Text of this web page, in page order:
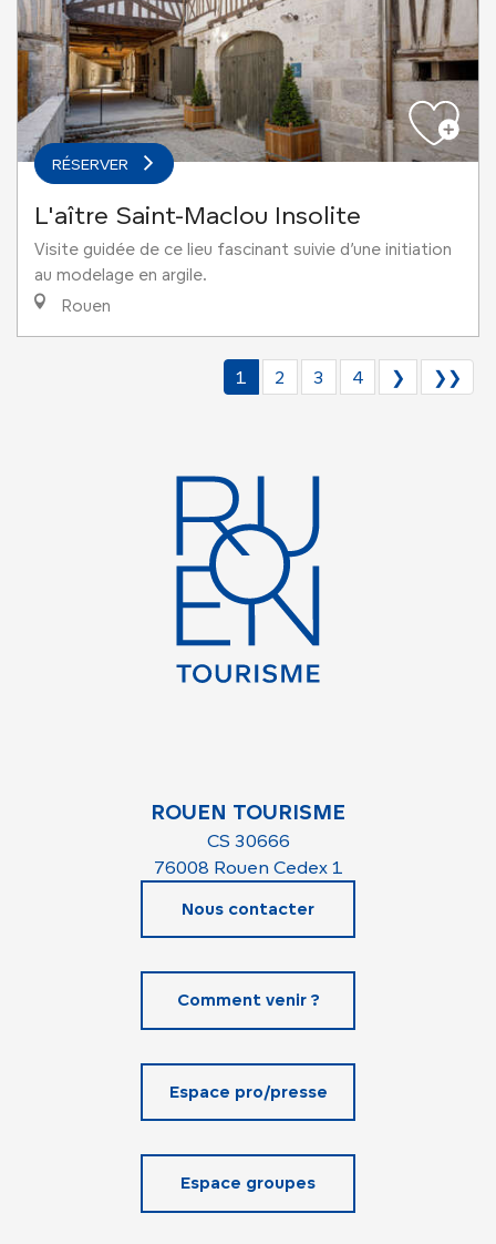
RÉSERVER
L'aître Saint-Maclou Insolite
Visite guidée de ce lieu fascinant suivie d’une initiation
au modelage en argile.
Rouen
1 2 3 4 ❯ ❯❯
ROUEN TOURISME
CS 30666
76008 Rouen Cedex 1
Nous contacter
Comment venir ?
Espace pro/presse
Espace groupes